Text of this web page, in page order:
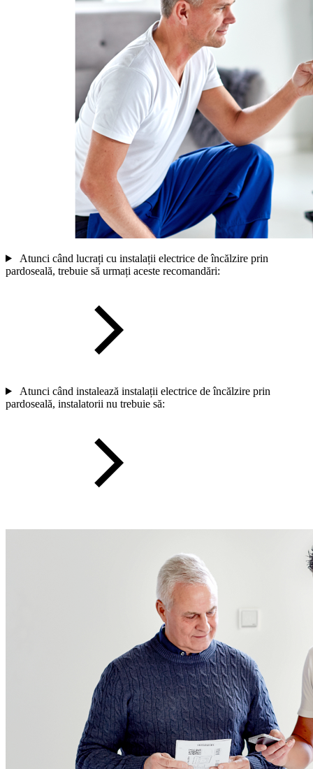
Atunci când lucrați cu instalații electrice de încălzire prin
pardoseală, trebuie să urmați aceste recomandări:
Atunci când instalează instalații electrice de încălzire prin
pardoseală, instalatorii nu trebuie să: